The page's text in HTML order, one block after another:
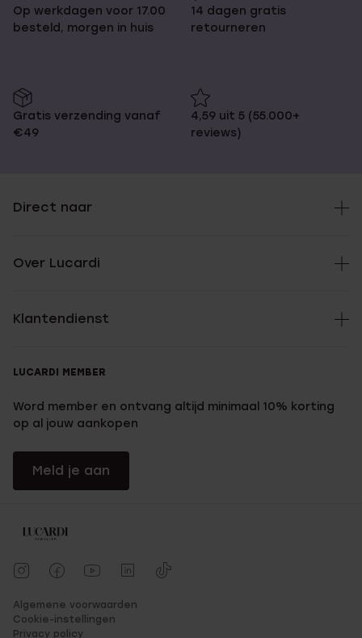
Op werkdagen voor 17.00
besteld, morgen in huis
14 dagen gratis
retourneren
Gratis verzending vanaf
€49
4,59 uit 5 (55.000+
reviews)
Direct naar
Over Lucardi
Klantendienst
LUCARDI MEMBER
Word member en ontvang altijd minimaal 10% korting
op al jouw aankopen
Meld je aan
Algemene voorwaarden
Cookie-instellingen
Privacy policy